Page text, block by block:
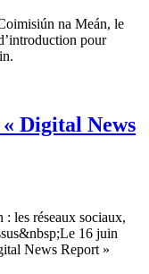
na Meán, le
pour
Digital News
les réseaux sociaux,
16 juin
News Report »